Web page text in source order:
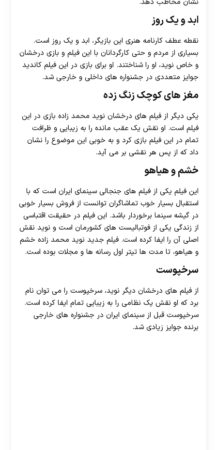
نشان مخاطب دهد.
ابد و یک روز
نقطه عطف کارنامه هنری این بازیگر، ابد و یک روز است.
بسیاری از مردم و حتی کارگردانان با این فیلم و بازی درخشان
و خاص نوید، او را شناختند. او برای بازی در این فیلم کاندید
جوایز متعددی در جشنواره های داخلی و خارجی شد.
مغز های کوچک زنگ زده
یکی دیگر از فیلم های درخشان نوید محمد زاده بازی در این
فیلم است. او نقش یک عقب مانده را به زیبایی و ظرافت
تمام در این فیلم بازی کرد و به خوبی این موضوع را نشان
داد که از پس هر نقشی بر می آید.
خشم و هیاهو
این فیلم یکی از فیلم های جنجالی سینمای ایران است که با
استقبال بسیار خوب تماشاگران توانست از فروش بسیار خوبی
در گیشه سینما برخوردار باشد. این فیلم در حقیقت اقتباسی
از زندگی یکی از فوتبالیست های کشورمان است و نوید نقش
اصلی آن را ایفا کرده است. فیلم جدید نوید محمد زاده خشم
و هیاهو، تا مدت ها تیتر اول رسانه ها و مجلات بوده است.
سرخپوست
از فیلم های درخشان دیگر نوید، سرخپوست را می توان نام
برد که او نقش یک نظامی را به زیبایی تمام ایفا کرده است.
سرخپوست قبل از سینمای ایران در جشنواره های خارجی
برنده جوایز زیادی شد.